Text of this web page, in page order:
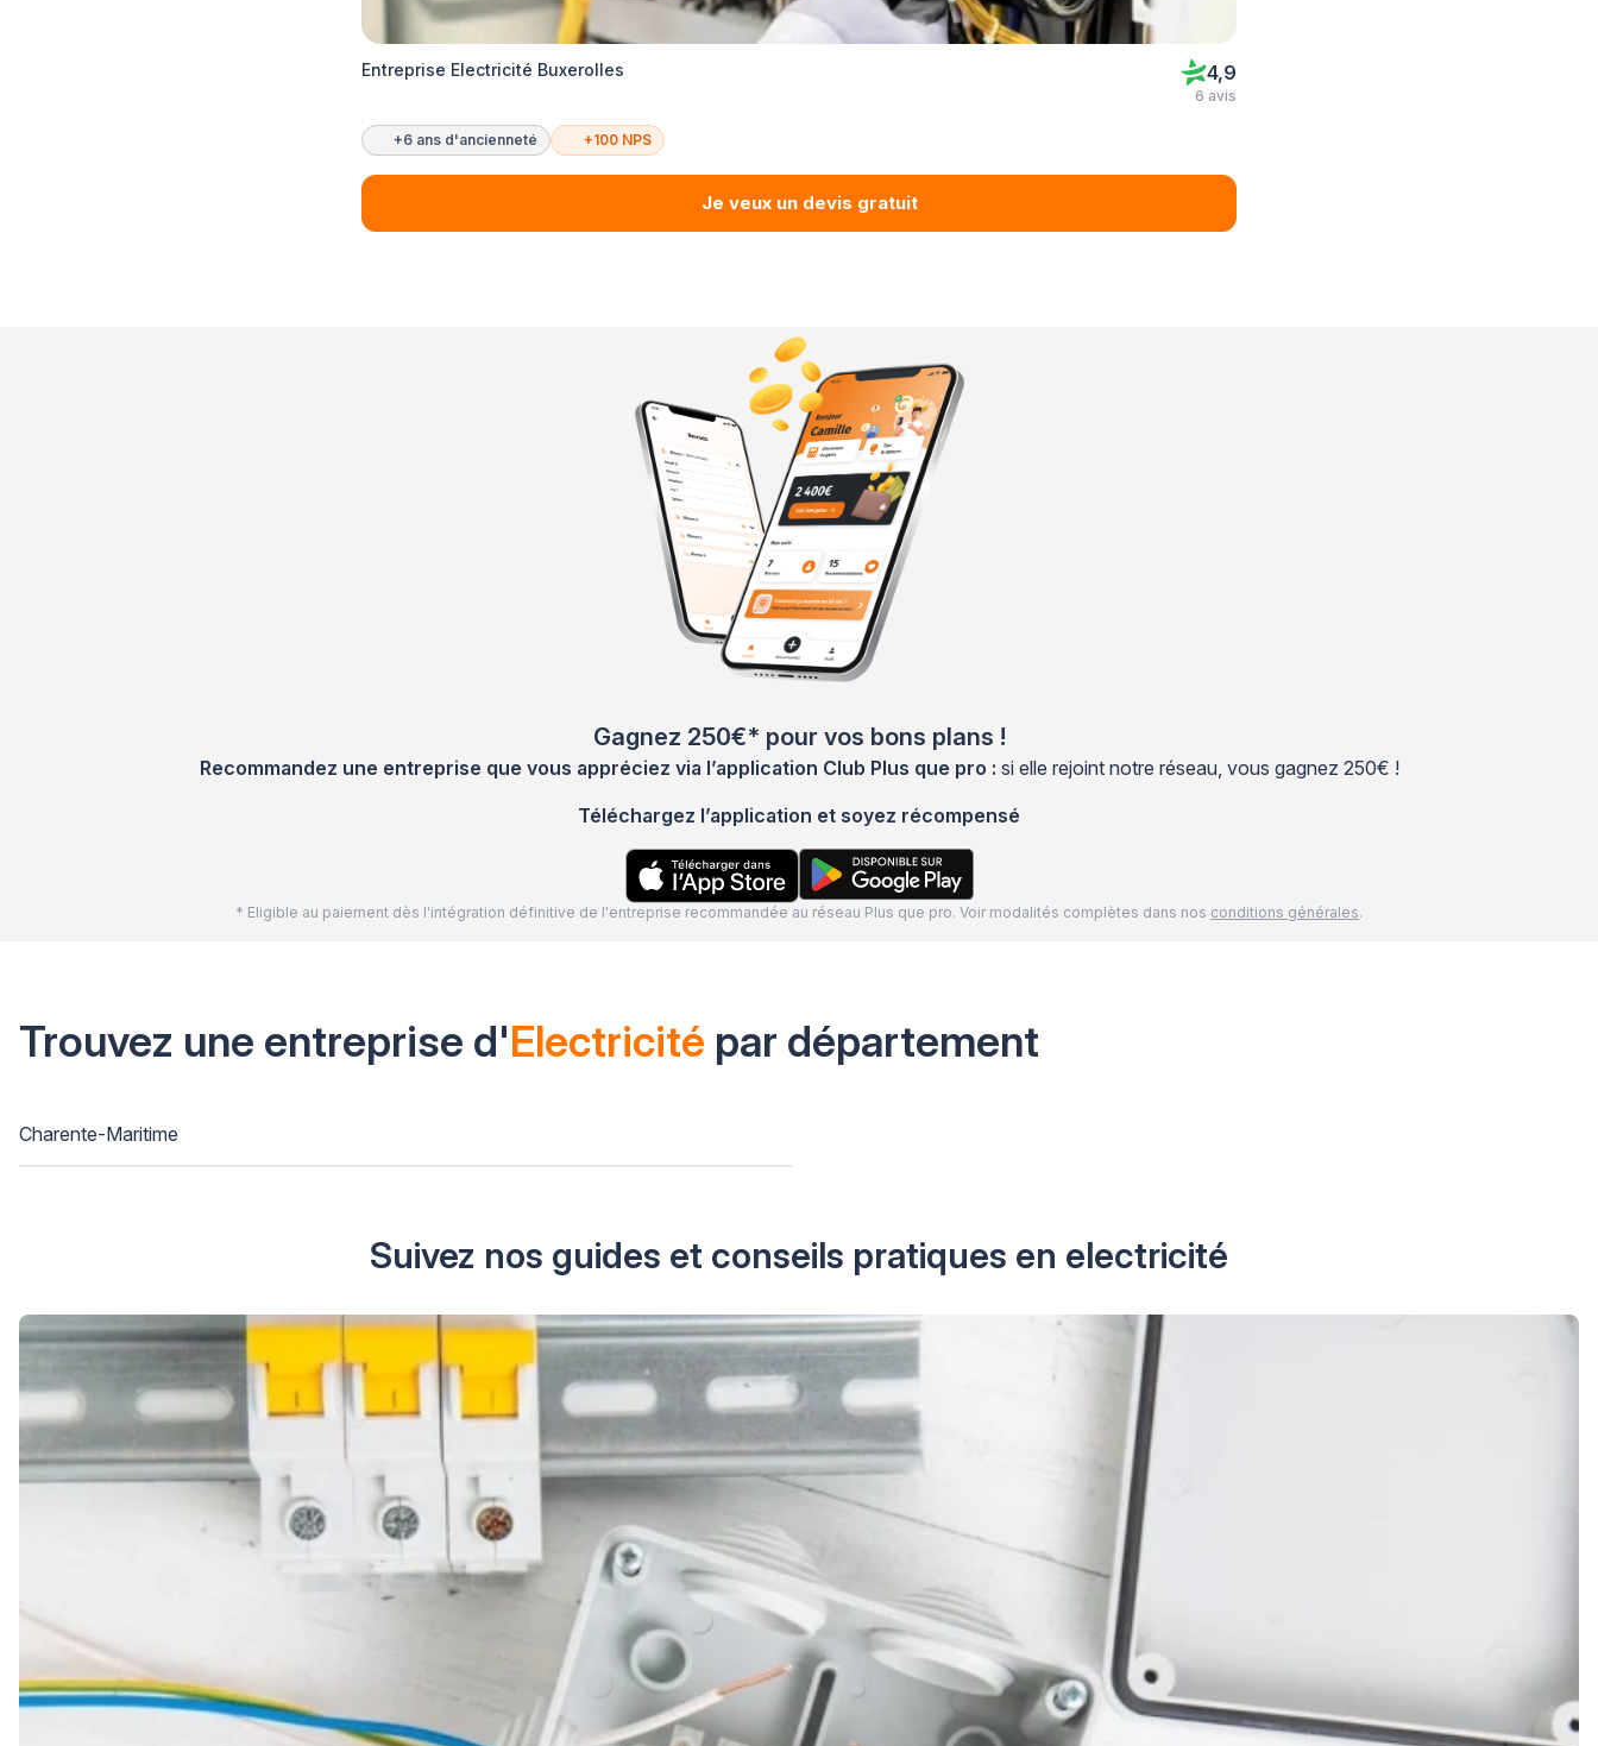
Entreprise Electricité Buxerolles 4,9
6 avis
+6 ans d'ancienneté +100 NPS
Je veux un devis gratuit
Gagnez 250€* pour vos bons plans !
Recommandez une entreprise que vous appréciez via l’application Club Plus que pro : si elle rejoint notre réseau, vous gagnez 250€ !
Téléchargez l’application et soyez récompensé
* Eligible au paiement dès l'intégration définitive de l'entreprise recommandée au réseau Plus que pro. Voir modalités complètes dans nos conditions générales.
Trouvez une entreprise d'Electricité par département
Charente-Maritime
Suivez nos guides et conseils pratiques en electricité